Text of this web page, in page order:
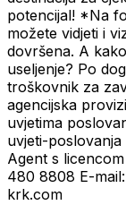
potencijal! *Na
možete vidjeti i
dovršena. A
useljenje? Po
troškovnik za
agencijska
uvjetima
uvjeti-
Agent s
480 8808 E-
krk.com